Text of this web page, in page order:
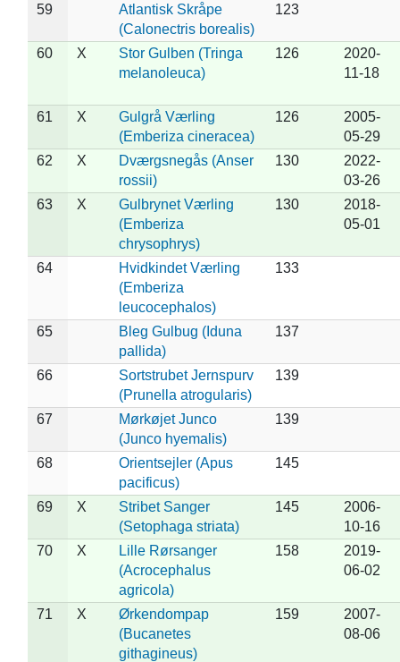
59
Atlantisk Skråpe
(Calonectris borealis)
123
60 X
Stor Gulben (Tringa
melanoleuca)
126
2020-
11-18
61 X
Gulgrå Værling
(Emberiza cineracea)
126
2005-
05-29
62
X
Dværgsnegås (Anser
rossii)
130
2022-
03-26
63
X
Gulbrynet Værling
(Emberiza
chrysophrys)
130
2018-
05-01
64
Hvidkindet Værling
(Emberiza
leucocephalos)
133
65
Bleg Gulbug (Iduna
pallida)
137
66
Sortstrubet Jernspurv
(Prunella atrogularis)
139
67
Mørkøjet Junco
(Junco hyemalis)
139
68
Orientsejler (Apus
pacificus)
145
69 X
Stribet Sanger
(Setophaga striata)
145
2006-
10-16
70
X
Lille Rørsanger
(Acrocephalus
agricola)
158
2019-
06-02
71 X
Ørkendompap
(Bucanetes
githagineus)
159
2007-
08-06